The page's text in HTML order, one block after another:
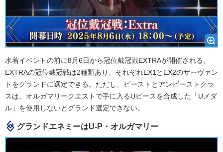
水着イベントの前に8月6日から冠位戴冠戦EXTRAが開催される。
EXTRAの冠位戴冠戦は2種類あり、それぞれEX1とEX2のサーヴァン
トをグランドに選定できる。ただし、ビーストとアンビーストクラ
スは、オルガマリークエストで手に入るUピースを合成した「Uメダ
ル」を使用しないとグランド選定できない。
グランドエネミーはU-P・オルガマリー